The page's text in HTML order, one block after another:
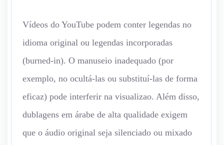
Vídeos do YouTube podem conter legendas no
idioma original ou legendas incorporadas
(burned-in). O manuseio inadequado (por
exemplo, no ocultá-las ou substituí-las de forma
eficaz) pode interferir na visualizao. Além disso,
dublagens em árabe de alta qualidade exigem
que o áudio original seja silenciado ou mixado